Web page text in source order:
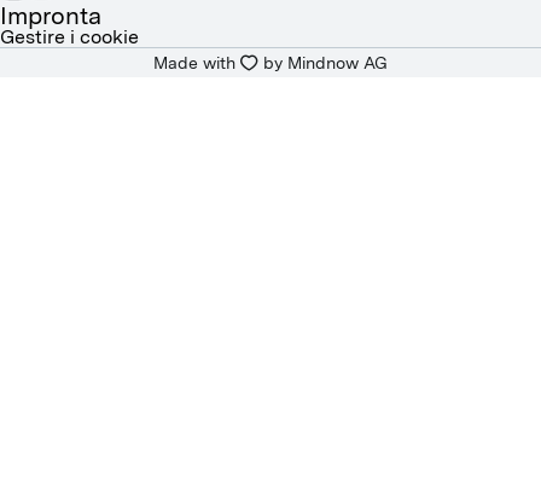
FRANÇAIS
Impronta
Gestire i cookie
Made with by Mindnow AG